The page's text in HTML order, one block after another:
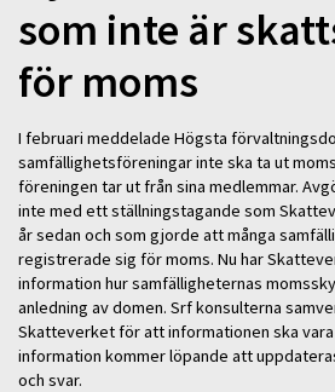
som inte är
för moms
I februari meddelade Högsta
samfällighetsföreningar inte ska ta ut
föreningen tar ut från sina medlemmar.
inte med ett ställningstagande som
år sedan och som gjorde att många
registrerade sig för moms. Nu har
information hur samfälligheternas
anledning av domen. Srf konsulterna
Skatteverket för att informationen ska
information kommer löpande att
och svar.